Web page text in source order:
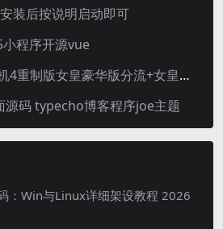
装后按说明启动即可
程序开源vue
云盘下载生化危机4重制版女皇豪华版分流+女皇学习补丁+修改器 解压即玩【阿里云盘】
码 typecho博客程序joe主题
：Win与Linux详细架设教程 2026